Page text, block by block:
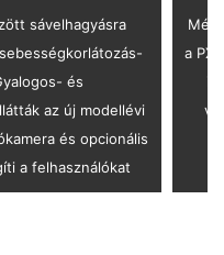
sávelhagyásra
és
az új modellévi
és opcionális
a felhasználókat
Még
a